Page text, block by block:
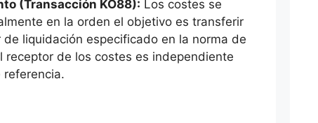
(Transacción KO88): Los costes se
en la orden el objetivo es transferir
de liquidación especificado en la norma de
receptor de los costes es independiente